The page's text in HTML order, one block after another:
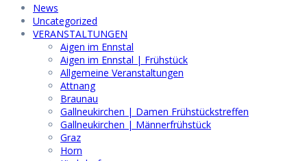
News
Uncategorized
VERANSTALTUNGEN
Aigen im Ennstal
Aigen im Ennstal | Frühstück
Allgemeine Veranstaltungen
Attnang
Braunau
Gallneukirchen | Damen Frühstückstreffen
Gallneukirchen | Männerfrühstück
Graz
Horn